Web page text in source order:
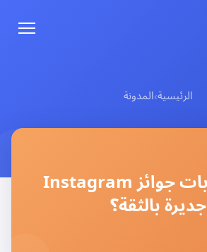
الرئيسية›المدونة
هل سحوبات جوائز Instagram
جديرة بالثقة؟